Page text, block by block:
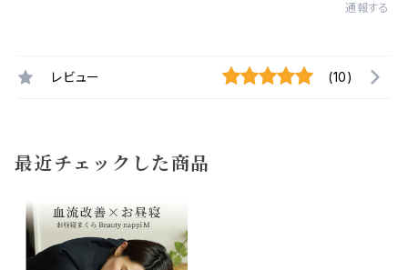
通報する
レビュー (10)
最近チェックした商品